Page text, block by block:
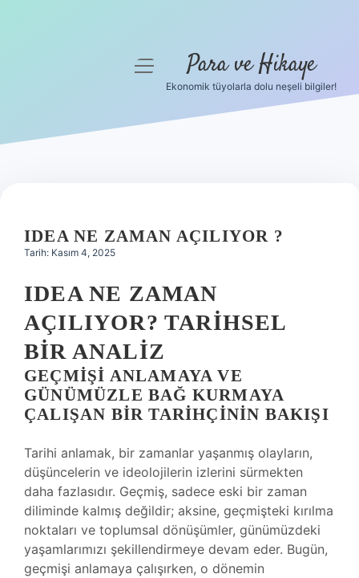
Hakkımızda
menüyü
Para ve Hikaye
Ekonomik tüyolarla dolu neşeli bilgiler!
IDEA NE ZAMAN AÇILIYOR ?
Tarih: Kasım 4, 2025
IDEA NE ZAMAN
AÇILIYOR? TARIHSEL
BIR ANALIZ
GEÇMIŞI ANLAMAYA VE
GÜNÜMÜZLE BAĞ KURMAYA
ÇALIŞAN BIR TARIHÇININ BAKIŞI
Tarihi anlamak, bir zamanlar yaşanmış olayların,
düşüncelerin ve ideolojilerin izlerini sürmekten
daha fazlasıdır. Geçmiş, sadece eski bir zaman
diliminde kalmış değildir; aksine, geçmişteki kırılma
noktaları ve toplumsal dönüşümler, günümüzdeki
yaşamlarımızı şekillendirmeye devam eder. Bugün,
geçmişi anlamaya çalışırken, o dönemin